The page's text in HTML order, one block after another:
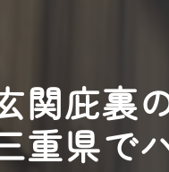
外装
ぷちリ
関庇裏
重県で